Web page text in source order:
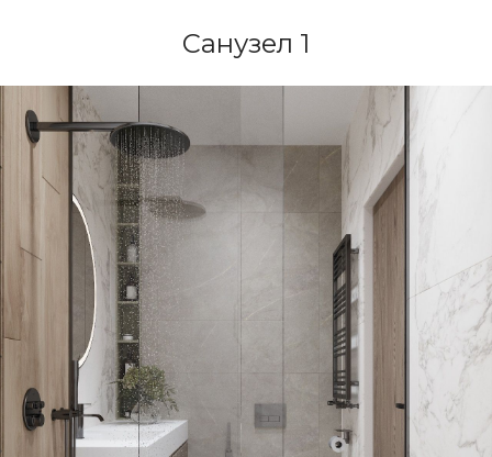
Санузел 1
Обработка персональных данных
Политика конфиденциальности
Проект — реализация
Награды и публикации
Контакты
3D-Анимация
© Archi-Nova, 2025